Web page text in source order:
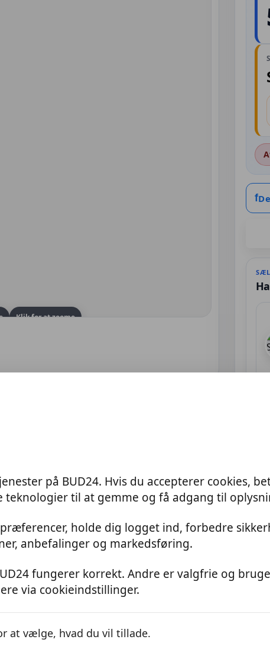
Klik for at zoome
kan de sendes på samme fragt.
dansk platform for køb og salg via auktion i hele Danmark.
f
✓
på BUD24. Hvis du accepterer cookies,
teknologier til at gemme og få adgang til
holde dig logget ind, forbedre
anbefalinger og markedsføring.
fungerer korrekt. Andre er valgfrie og
via cookieindstillinger.
at vælge, hvad du vil tillade.